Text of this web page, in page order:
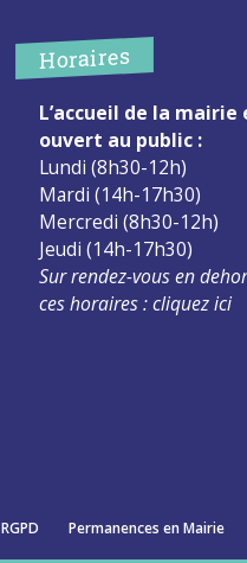
Horaires
L’accueil de la mairie
ouvert au public :
Lundi (8h30-12h)
Mardi (14h-17h30)
Mercredi (8h30-12h)
Jeudi (14h-17h30)
Sur rendez-vous en
ces horaires :cliquez ici
RGPD Permanences en Mairie